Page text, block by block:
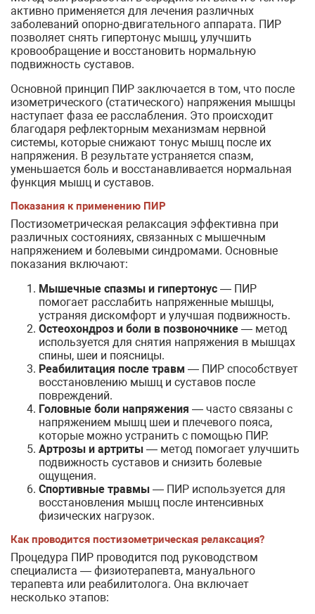
активно применяется для лечения различных
заболеваний опорно-двигательного аппарата. ПИР
позволяет снять гипертонус мышц, улучшить
кровообращение и восстановить нормальную
подвижность суставов.
Основной принцип ПИР заключается в том, что после
изометрического (статического) напряжения мышцы
наступает фаза ее расслабления. Это происходит
благодаря рефлекторным механизмам нервной
системы, которые снижают тонус мышц после их
напряжения. В результате устраняется спазм,
уменьшается боль и восстанавливается нормальная
функция мышц и суставов.
Показания к применению ПИР
Постизометрическая релаксация эффективна при
различных состояниях, связанных с мышечным
напряжением и болевыми синдромами. Основные
показания включают:
Мышечные спазмы и гипертонус — ПИР
помогает расслабить напряженные мышцы,
устраняя дискомфорт и улучшая подвижность.
Остеохондроз и боли в позвоночнике — метод
используется для снятия напряжения в мышцах
спины, шеи и поясницы.
Реабилитация после травм — ПИР способствует
восстановлению мышц и суставов после
повреждений.
Головные боли напряжения — часто связаны с
напряжением мышц шеи и плечевого пояса,
которые можно устранить с помощью ПИР.
Артрозы и артриты — метод помогает улучшить
подвижность суставов и снизить болевые
ощущения.
Спортивные травмы — ПИР используется для
восстановления мышц после интенсивных
физических нагрузок.
Как проводится постизометрическая релаксация?
Процедура ПИР проводится под руководством
специалиста — физиотерапевта, мануального
терапевта или реабилитолога. Она включает
несколько этапов: